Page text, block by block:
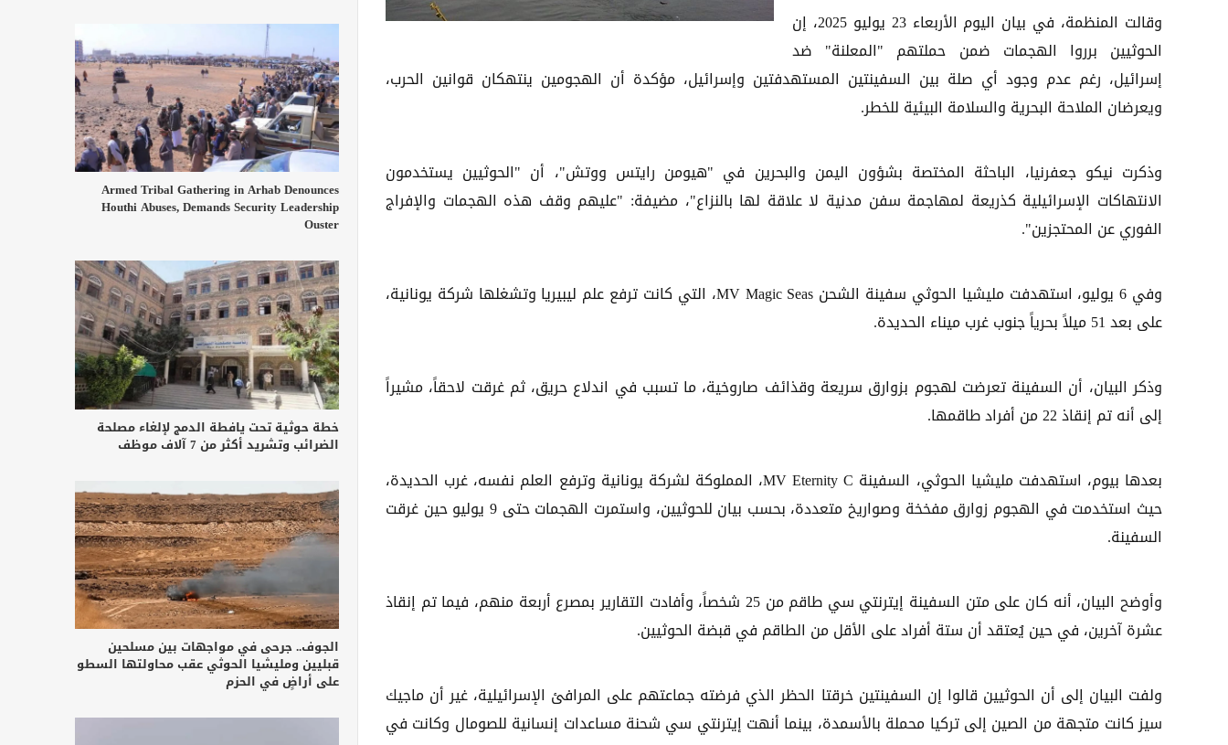
وقالت المنظمة، في بيان اليوم الأربعاء 23 يوليو 2025، إن
الحوثيين برروا الهجمات ضمن حملتهم "المعلنة" ضد
إسرائيل، رغم عدم وجود أي صلة بين السفينتين المستهدفتين وإسرائيل، مؤكدة أن الهجومين ينتهكان قوانين الحرب،
ويعرضان الملاحة البحرية والسلامة البيئية للخطر.
وذكرت نيكو جعفرنيا، الباحثة المختصة بشؤون اليمن والبحرين في "هيومن رايتس ووتش"، أن "الحوثيين يستخدمون
الانتهاكات الإسرائيلية كذريعة لمهاجمة سفن مدنية لا علاقة لها بالنزاع"، مضيفة: "عليهم وقف هذه الهجمات والإفراج
الفوري عن المحتجزين".
وفي 6 يوليو، استهدفت مليشيا الحوثي سفينة الشحن MV Magic Seas، التي كانت ترفع علم ليبيريا وتشغلها شركة يونانية،
على بعد 51 ميلاً بحرياً جنوب غرب ميناء الحديدة.
وذكر البيان، أن السفينة تعرضت لهجوم بزوارق سريعة وقذائف صاروخية، ما تسبب في اندلاع حريق، ثم غرقت لاحقاً، مشيراً
إلى أنه تم إنقاذ 22 من أفراد طاقمها.
بعدها بيوم، استهدفت مليشيا الحوثي، السفينة MV Eternity C، المملوكة لشركة يونانية وترفع العلم نفسه، غرب الحديدة،
حيث استخدمت في الهجوم زوارق مفخخة وصواريخ متعددة، بحسب بيان للحوثيين، واستمرت الهجمات حتى 9 يوليو حين غرقت
السفينة.
وأوضح البيان، أنه كان على متن السفينة إيترنتي سي طاقم من 25 شخصاً، وأفادت التقارير بمصرع أربعة منهم، فيما تم إنقاذ
عشرة آخرين، في حين يُعتقد أن ستة أفراد على الأقل من الطاقم في قبضة الحوثيين.
ولفت البيان إلى أن الحوثيين قالوا إن السفينتين خرقتا الحظر الذي فرضته جماعتهم على المرافئ الإسرائيلية، غير أن ماجيك
سيز كانت متجهة من الصين إلى تركيا محملة بالأسمدة، بينما أنهت إيترنتي سي شحنة مساعدات إنسانية للصومال وكانت في
Armed Tribal Gathering in Arhab Denounces
Houthi Abuses, Demands Security Leadership
Ouster
خطة حوثية تحت يافطة الدمج لإلغاء مصلحة
الضرائب وتشريد أكثر من 7 آلاف موظف
الجوف.. جرحى في مواجهات بين مسلحين
قبليين ومليشيا الحوثي عقب محاولتها السطو
على أراضٍ في الحزم